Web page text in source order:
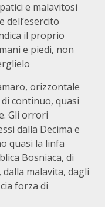
e malavitosi
il proprio
e piedi, non
orizzontale
continuo, quasi
Gli orrori
dalla Decima e
quasi la linfa
Bosniaca, di
malavita, dagli
forza di